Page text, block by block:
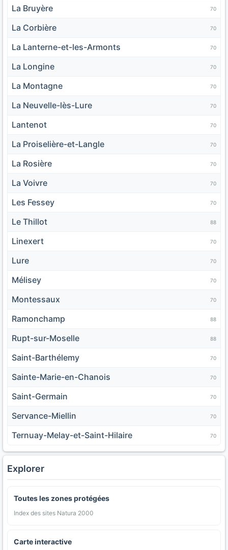
La Bruyère 70
La Corbière 70
La Lanterne-et-les-Armonts 70
La Longine 70
La Montagne 70
La Neuvelle-lès-Lure 70
Lantenot 70
La Proiselière-et-Langle 70
La Rosière 70
La Voivre 70
Les Fessey 70
Le Thillot 88
Linexert 70
Lure 70
Mélisey 70
Montessaux 70
Ramonchamp 88
Rupt-sur-Moselle 88
Saint-Barthélemy 70
Sainte-Marie-en-Chanois 70
Saint-Germain 70
Servance-Miellin 70
Ternuay-Melay-et-Saint-Hilaire 70
Explorer
Toutes les zones protégées
Index des sites Natura 2000
Carte interactive